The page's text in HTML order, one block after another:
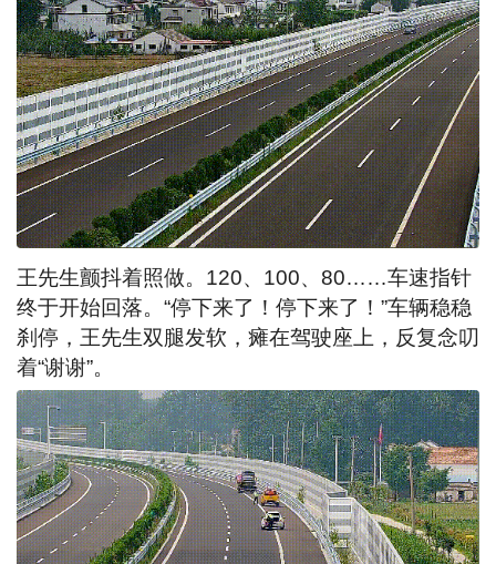
王先生颤抖着照做。120、100、80……车速指针
终于开始回落。“停下来了！停下来了！”车辆稳稳
刹停，王先生双腿发软，瘫在驾驶座上，反复念叨
着“谢谢”。